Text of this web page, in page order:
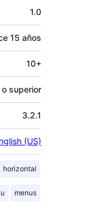
1.0
15 años
10+
superior
3.2.1
(US)
horizontal
menus